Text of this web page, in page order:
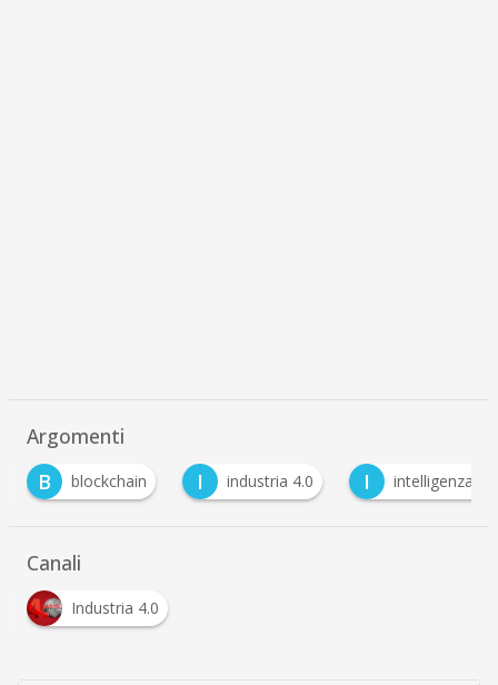
Argomenti
blockchain industria 4.0 intelligenza
Canali
Industria 4.0